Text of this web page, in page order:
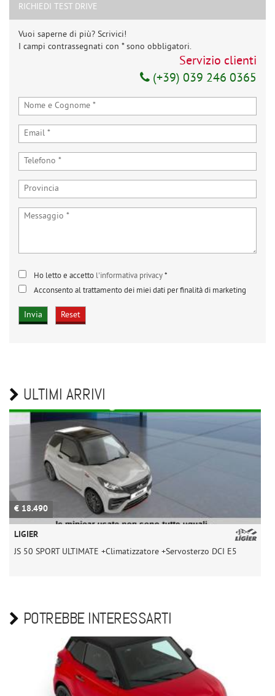
RICHIEDI TEST DRIVE
Vuoi saperne di più? Scrivici!
I campi contrassegnati con * sono obbligatori.
Servizio clienti
(+39) 039 246 0365
Ho letto e accetto l'informativa privacy*
Acconsento al trattamento dei miei dati per finalità di marketing
ULTIMI ARRIVI
€ 18.490
LIGIER
JS 50 SPORT ULTIMATE +Climatizzatore +Servosterzo DCI E5
POTREBBE INTERESSARTI